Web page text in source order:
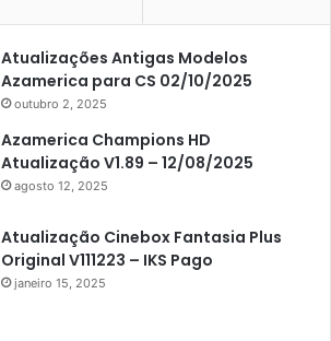
Atualizações Antigas Modelos
Azamerica para CS 02/10/2025
outubro 2, 2025
Azamerica Champions HD
Atualização V1.89 – 12/08/2025
agosto 12, 2025
Atualização Cinebox Fantasia Plus
Original V111223 – IKS Pago
janeiro 15, 2025